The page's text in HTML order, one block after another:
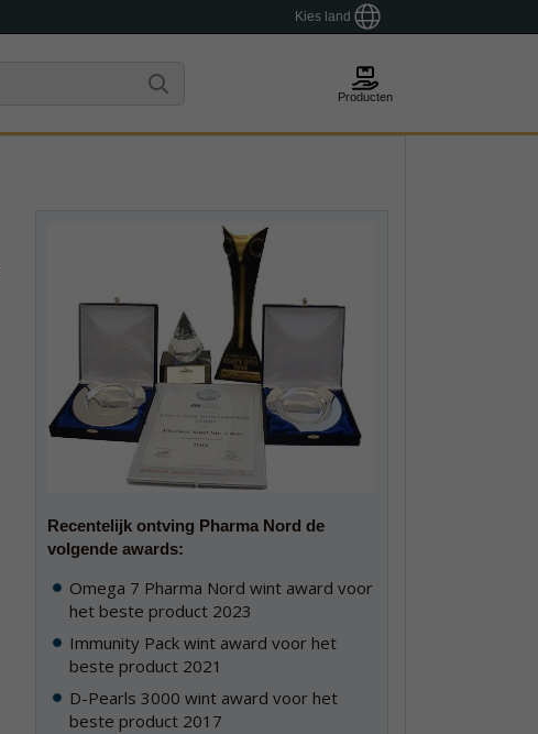
Kies land
Producten
Recentelijk ontving Pharma Nord de
volgende awards:
Omega 7 Pharma Nord wint award voor
het beste product 2023
Immunity Pack wint award voor het
beste product 2021
D-Pearls 3000 wint award voor het
beste product 2017